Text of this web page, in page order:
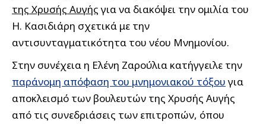
της Χρυσής Αυγήςγια να διακόψει την ομιλία του
Η. Κασιδιάρη σχετικά με την
αντισυνταγματικότητα του νέου Μνημονίου.
Στην συνέχεια η Ελένη Ζαρούλια κατήγγειλε την
παράνομη απόφαση του μνημονιακού τόξουγια
αποκλεισμό των βουλευτών της Χρυσής Αυγής
από τις συνεδριάσεις των επιτροπών, όπου